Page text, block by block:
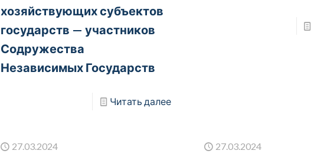
хозяйствующих субъектов
государств — участников
Содружества
Независимых Государств
Читать далее
27.03.2024 27.03.2024